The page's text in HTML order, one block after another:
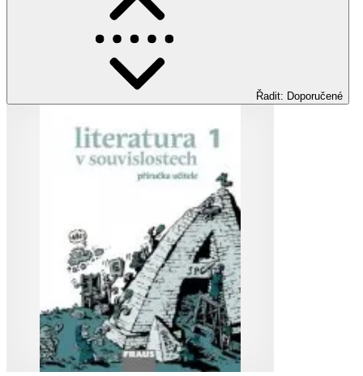
Řadit: Doporučené